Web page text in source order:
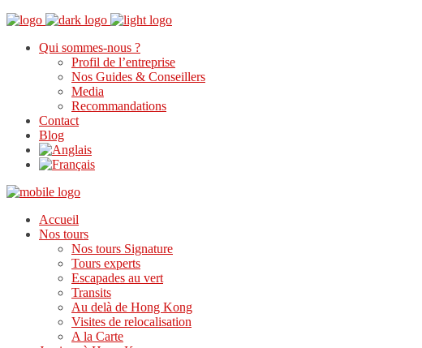
Qui sommes-nous ?
Profil de l’entreprise
Nos Guides & Conseillers
Media
Recommandations
Contact
Blog
Accueil
Nos tours
Nos tours Signature
Tours experts
Escapades au vert
Transits
Au delà de Hong Kong
Visites de relocalisation
A la Carte